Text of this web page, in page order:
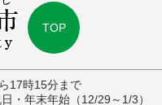
TOP
17時15分まで
・年末年始（12/29～1/3）